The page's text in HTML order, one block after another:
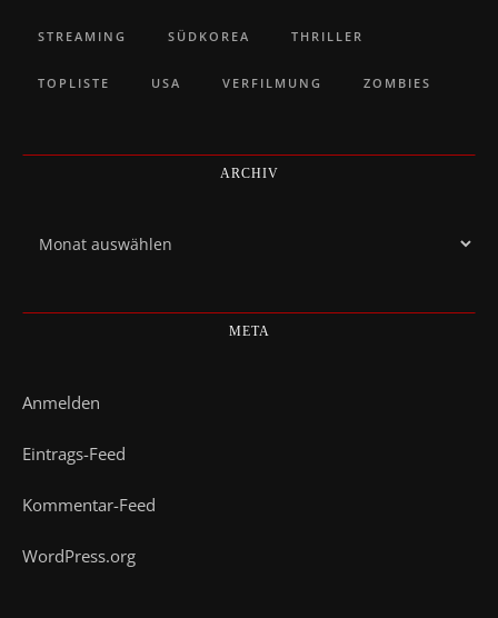
STREAMING SÜDKOREA THRILLER
TOPLISTE USA VERFILMUNG ZOMBIES
ARCHIV
META
Anmelden
Eintrags-Feed
Kommentar-Feed
WordPress.org